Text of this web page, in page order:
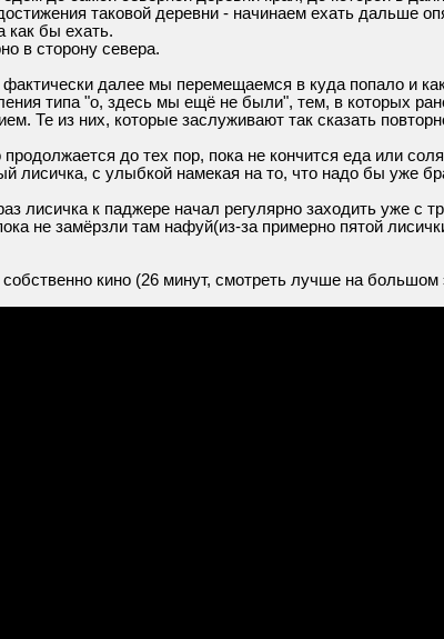
таковой деревни - начинаем ехать дальше
как бы ехать.
в сторону севера.
фактически далее мы перемещаемся в куда попало и
типа "о, здесь мы ещё не были", тем, в которых
Те из них, которые заслуживают так сказать
продолжается до тех пор, пока не кончится еда или
лисичка, с улыбкой намекая на то, что надо бы уже
лисичка к паджере начал регулярно заходить уже с
не замёрзли там нафуй(из-за примерно пятой
собственно кино (26 минут, смотреть лучше на большом